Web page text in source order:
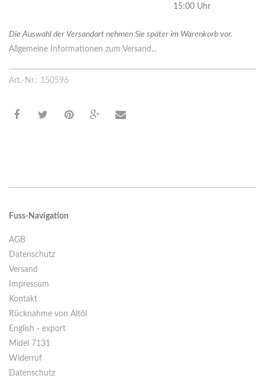
15:00 Uhr
Die Auswahl der Versandart nehmen Sie später im Warenkorb vor.
Allgemeine Informationen zum Versand...
Art.-Nr.: 150596
Fuss-Navigation
AGB
Datenschutz
Versand
Impressum
Kontakt
Rücknahme von Altöl
English - export
Midel 7131
Widerruf
Datenschutz